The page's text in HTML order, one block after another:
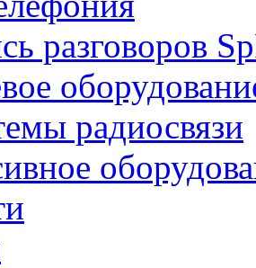
разговоров
радиосвязи